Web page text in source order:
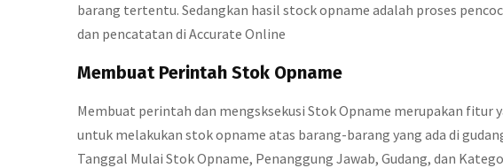
barang tertentu. Sedangkan hasil stock opname adalah proses
dan pencatatan di Accurate Online
Membuat Perintah Stok Opname
Membuat perintah dan mengsksekusi Stok Opname merupakan fitur
untuk melakukan stok opname atas barang-barang yang ada di
Tanggal Mulai Stok Opname, Penanggung Jawab, Gudang, dan